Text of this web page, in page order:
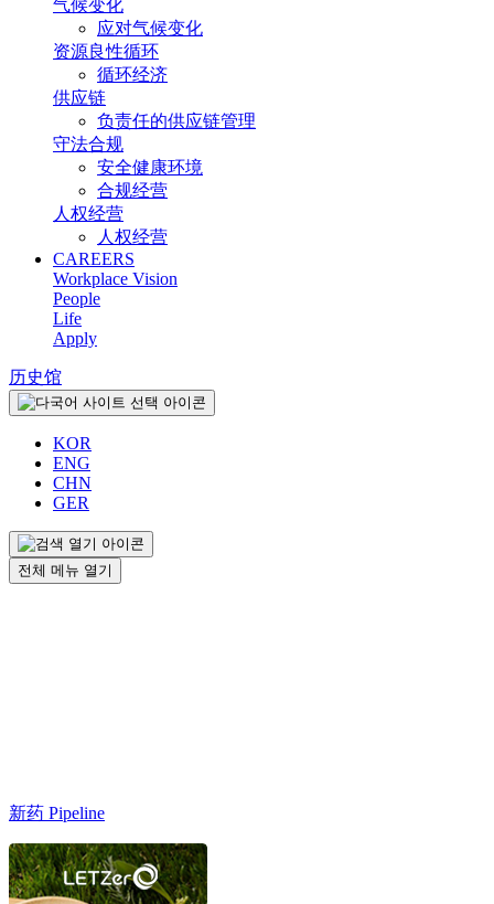
气候变化
应对气候变化
资源良性循环
循环经济
供应链
负责任的供应链管理
守法合规
安全健康环境
合规经营
人权经营
人权经营
CAREERS
Workplace Vision
People
Life
Apply
历史馆
KOR
ENG
CHN
GER
전체 메뉴 열기
新药 Pipeline